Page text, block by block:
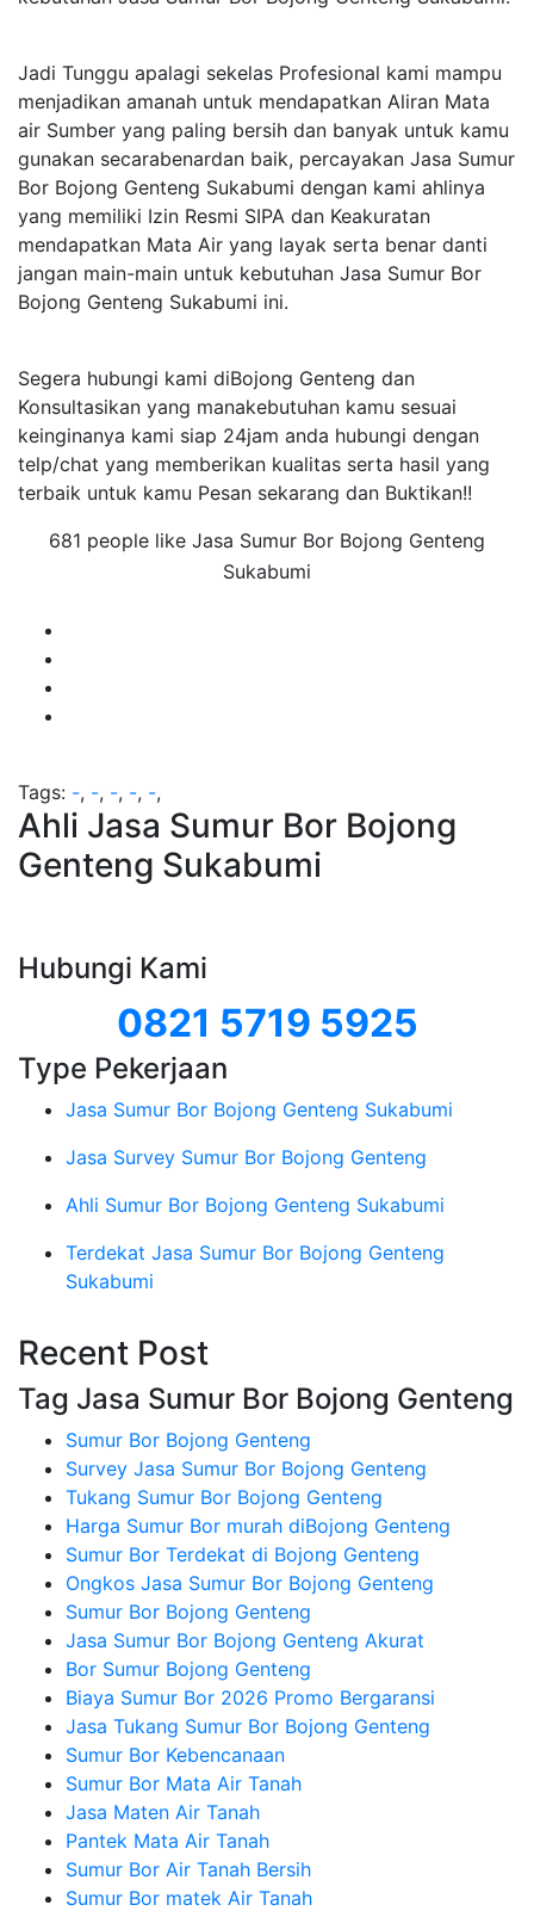
Jadi Tunggu apalagi sekelas Profesional kami mampu
menjadikan amanah untuk mendapatkan Aliran Mata
air Sumber yang paling bersih dan banyak untuk kamu
gunakan secarabenardan baik, percayakan Jasa Sumur
Bor Bojong Genteng Sukabumi dengan kami ahlinya
yang memiliki Izin Resmi SIPA dan Keakuratan
mendapatkan Mata Air yang layak serta benar danti
jangan main-main untuk kebutuhan Jasa Sumur Bor
Bojong Genteng Sukabumi ini.
Segera hubungi kami diBojong Genteng dan
Konsultasikan yang manakebutuhan kamu sesuai
keinginanya kami siap 24jam anda hubungi dengan
telp/chat yang memberikan kualitas serta hasil yang
terbaik untuk kamu Pesan sekarang dan Buktikan!!
681 people like Jasa Sumur Bor Bojong Genteng
Sukabumi
Tags: -, -, -, -, -,
Ahli Jasa Sumur Bor Bojong
Genteng Sukabumi
Hubungi Kami
0821 5719 5925
Type Pekerjaan
Jasa Sumur Bor Bojong Genteng Sukabumi
Jasa Survey Sumur Bor Bojong Genteng
Ahli Sumur Bor Bojong Genteng Sukabumi
Terdekat Jasa Sumur Bor Bojong Genteng
Sukabumi
Recent Post
Tag Jasa Sumur Bor Bojong Genteng
Sumur Bor Bojong Genteng
Survey Jasa Sumur Bor Bojong Genteng
Tukang Sumur Bor Bojong Genteng
Harga Sumur Bor murah diBojong Genteng
Sumur Bor Terdekat di Bojong Genteng
Ongkos Jasa Sumur Bor Bojong Genteng
Sumur Bor Bojong Genteng
Jasa Sumur Bor Bojong Genteng Akurat
Bor Sumur Bojong Genteng
Biaya Sumur Bor 2026 Promo Bergaransi
Jasa Tukang Sumur Bor Bojong Genteng
Sumur Bor Kebencanaan
Sumur Bor Mata Air Tanah
Jasa Maten Air Tanah
Pantek Mata Air Tanah
Sumur Bor Air Tanah Bersih
Sumur Bor matek Air Tanah